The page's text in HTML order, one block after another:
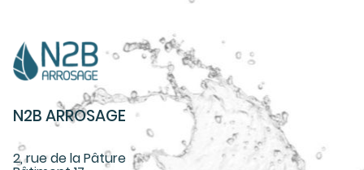
N2B ARROSAGE
2, rue de la Pâture